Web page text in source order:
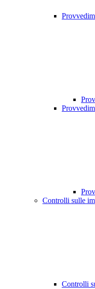
Controlli sulle
Controlli